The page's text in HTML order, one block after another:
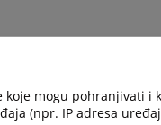
mogu pohranjivati i
(npr. IP adresa